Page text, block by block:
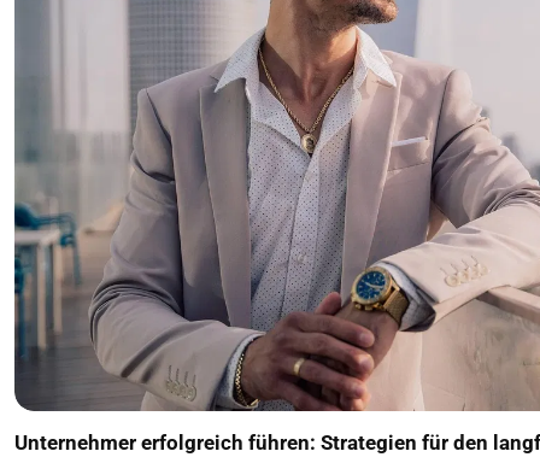
Unternehmer erfolgreich führen: Strategien für den